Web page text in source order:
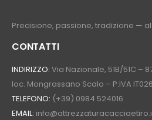
Precisione, passione, tradizione —
CONTATTI
INDIRIZZO: Via Nazionale, 51B/51C –
loc. Mongrassano Scalo – P.IVA
TELEFONO: (+39) 0984 524016
EMAIL: